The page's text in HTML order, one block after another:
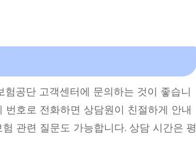
공단 고객센터에 문의하는 것이 좋습니
호로 전화하면 상담원이 친절하게 안내
관련 질문도 가능합니다. 상담 시간은 평